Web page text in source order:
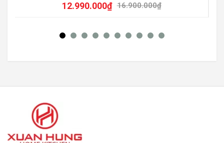
16.900.000₫
12.990.000₫